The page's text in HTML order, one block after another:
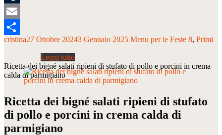
Tumblr
Email
Condividi
cristina27 Ottobre 20243 Gennaio 2025 Menu per le Feste 8 Primi
Ricetta dei bigné salati ripieni di stufato di pollo e porcini in crema
calda di parmigiano
Ricetta dei bigné salati ripieni di stufato
di pollo e porcini in crema calda di
parmigiano